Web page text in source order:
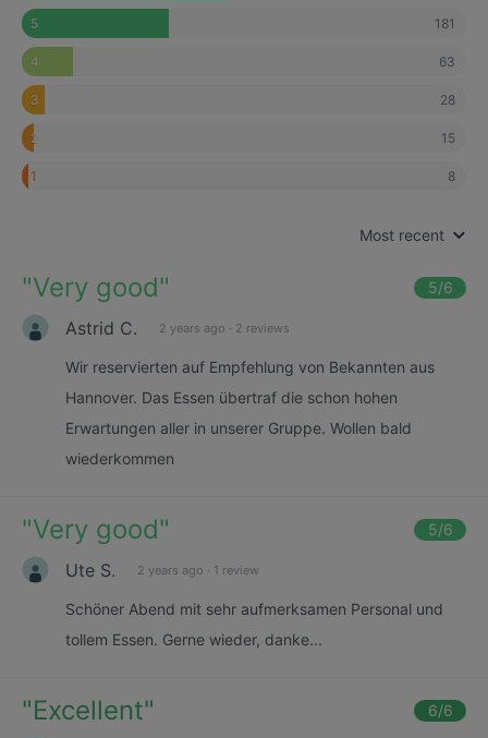
5 181
4 63
3 28
2 15
1 8
Most recent
"Very good" 5/6
Astrid C. 2 years ago · 2 reviews
Wir reservierten auf Empfehlung von Bekannten aus
Hannover. Das Essen übertraf die schon hohen
Erwartungen aller in unserer Gruppe. Wollen bald
wiederkommen
"Very good" 5/6
Ute S. 2 years ago · 1 review
Schöner Abend mit sehr aufmerksamen Personal und
tollem Essen. Gerne wieder, danke...
"Excellent" 6/6